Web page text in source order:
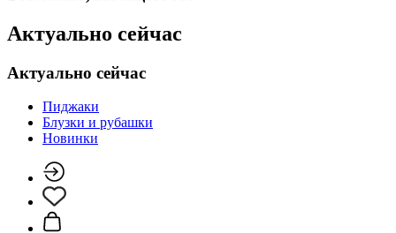
Актуально сейчас
Актуально сейчас
Пиджаки
Блузки и рубашки
Новинки